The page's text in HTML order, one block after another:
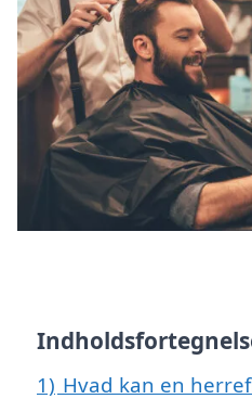
1) Hvad kan en